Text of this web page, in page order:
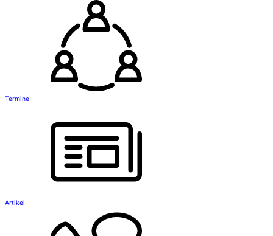
Termine
Artikel